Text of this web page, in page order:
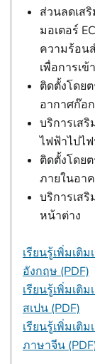
ส่วนลดเส
มอเตอร์
ความร้อน
เพื่อการเข้
ติดตั้งโดย
อากาศก๊อ
บริการเส
ไฟฟ้าไปไ
ติดตั้งโดย
ภายในอา
บริการเส
หน้าต่าง
เรียนรู้เพิ่มเติ
อังกฤษ (PDF)
เรียนรู้เพิ่มเติ
สเปน (PDF)
เรียนรู้เพิ่มเติ
ภาษาจีน